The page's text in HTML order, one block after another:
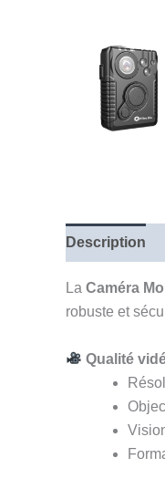
Description
La Caméra
robuste et
Qualité